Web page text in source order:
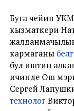
Буга чейин
кызматкери
кармаганы
бул иштин
ичинде Ош
Сергей
технолог